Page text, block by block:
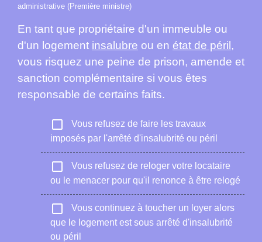
administrative (Première ministre)
En tant que propriétaire d'un immeuble ou
d'un logement insalubre ou en état de péril,
vous risquez une peine de prison, amende et
sanction complémentaire si vous êtes
responsable de certains faits.
check_box_outline_blank
Vous refusez de faire les travaux
imposés par l'arrêté d'insalubrité ou péril
check_box_outline_blank
Vous refusez de reloger votre locataire
ou le menacer pour qu'il renonce à être relogé
check_box_outline_blank
Vous continuez à toucher un loyer alors
que le logement est sous arrêté d'insalubrité
ou péril